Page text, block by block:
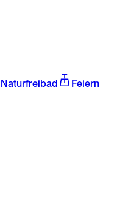
Naturfreibad
Feiern